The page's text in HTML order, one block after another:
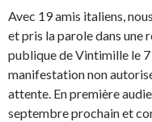
Avec 19 amis italiens,
et pris la parole dans une
publique de Vintimille le
manifestation non
attente. En première
septembre prochain et